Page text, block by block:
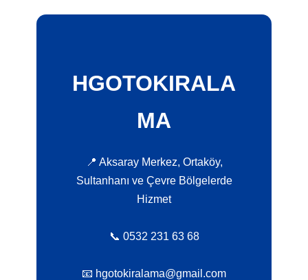
HGOTOKIRALA
MA
📍 Aksaray Merkez, Ortaköy,
Sultanhanı ve Çevre Bölgelerde
Hizmet
📞 0532 231 63 68
📧 hgotokiralama@gmail.com